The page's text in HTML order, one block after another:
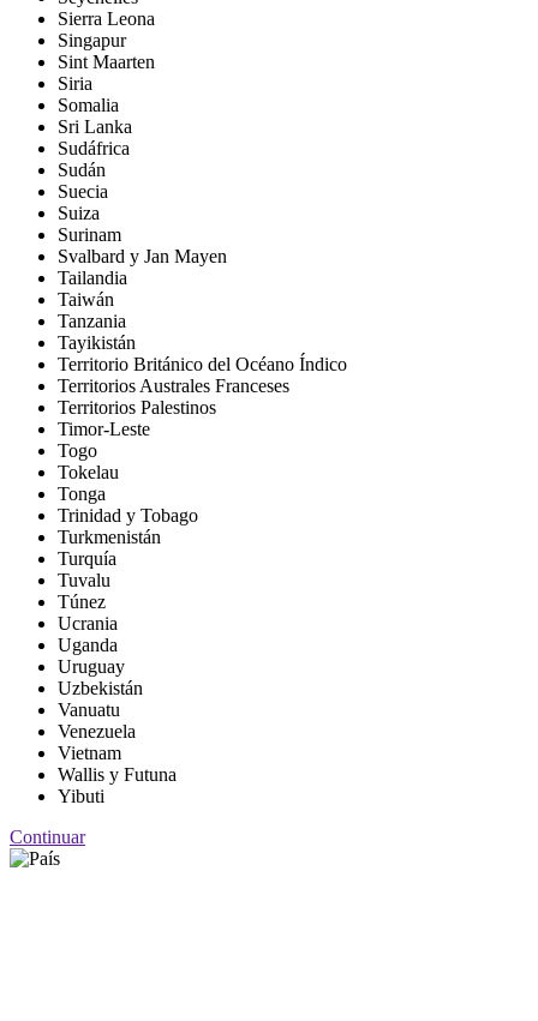
Sierra Leona
Singapur
Sint Maarten
Siria
Somalia
Sri Lanka
Sudáfrica
Sudán
Suecia
Suiza
Surinam
Svalbard y Jan Mayen
Tailandia
Taiwán
Tanzania
Tayikistán
Territorio Británico del Océano Índico
Territorios Australes Franceses
Territorios Palestinos
Timor-Leste
Togo
Tokelau
Tonga
Trinidad y Tobago
Turkmenistán
Turquía
Tuvalu
Túnez
Ucrania
Uganda
Uruguay
Uzbekistán
Vanuatu
Venezuela
Vietnam
Wallis y Futuna
Yibuti
Continuar